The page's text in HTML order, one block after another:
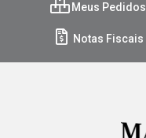
Meus Pedidos
Notas Fiscais